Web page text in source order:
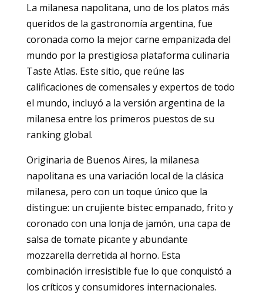
La milanesa napolitana, uno de los platos más
queridos de la gastronomía argentina, fue
coronada como la mejor carne empanizada del
mundo por la prestigiosa plataforma culinaria
Taste Atlas. Este sitio, que reúne las
calificaciones de comensales y expertos de todo
el mundo, incluyó a la versión argentina de la
milanesa entre los primeros puestos de su
ranking global.
Originaria de Buenos Aires, la milanesa
napolitana es una variación local de la clásica
milanesa, pero con un toque único que la
distingue: un crujiente bistec empanado, frito y
coronado con una lonja de jamón, una capa de
salsa de tomate picante y abundante
mozzarella derretida al horno. Esta
combinación irresistible fue lo que conquistó a
los críticos y consumidores internacionales.